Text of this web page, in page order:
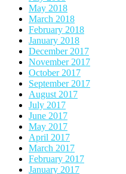
May 2018
March 2018
February 2018
January 2018
December 2017
November 2017
October 2017
September 2017
August 2017
July 2017
June 2017
May 2017
April 2017
March 2017
February 2017
January 2017